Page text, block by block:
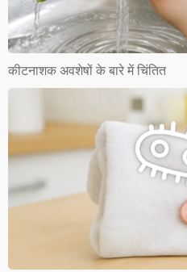
कीटनाशक अवशेषों के बारे में चिंतित